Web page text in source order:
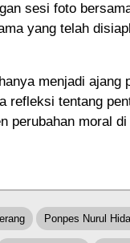
sesi foto
yang telah
menjadi ajang
refleksi tentang
perubahan moral di
Ponpes Nurul